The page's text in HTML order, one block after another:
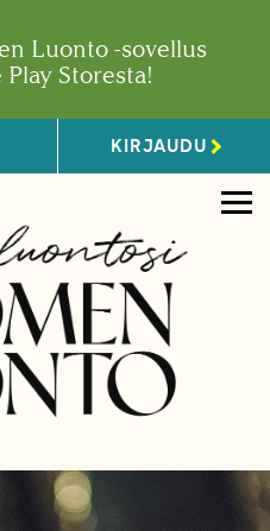
Luonto -sovellus
Play Storesta!
KIRJAUDU